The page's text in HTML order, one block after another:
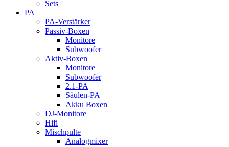
Sets
PA
PA-Verstärker
Passiv-Boxen
Monitore
Subwoofer
Aktiv-Boxen
Monitore
Subwoofer
2.1-PA
Säulen-PA
Akku Boxen
DJ-Monitore
Hifi
Mischpulte
Analogmixer